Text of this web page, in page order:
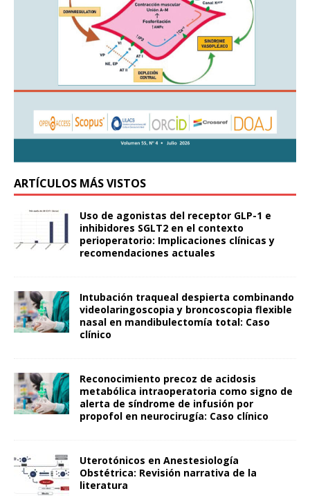
ARTÍCULOS MÁS VISTOS
Uso de agonistas del receptor GLP-1 e
inhibidores SGLT2 en el contexto
perioperatorio: Implicaciones clínicas y
recomendaciones actuales
Intubación traqueal despierta combinando
videolaringoscopia y broncoscopia flexible
nasal en mandibulectomía total: Caso
clínico
Reconocimiento precoz de acidosis
metabólica intraoperatoria como signo de
alerta de síndrome de infusión por
propofol en neurocirugía: Caso clínico
Uterotónicos en Anestesiología
Obstétrica: Revisión narrativa de la
literatura